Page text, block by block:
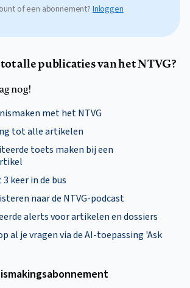
of een abonnement? Inloggen
alle publicaties van het NTVG?
nog!
met het NTVG
tot alle artikelen
toets maken bij een
keer in de bus
naar de NTVG-podcast
alerts voor artikelen en dossiers
al je vragen via de AI-toepassing 'Ask